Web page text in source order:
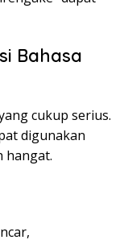
Bahasa
cukup serius.
digunakan
hangat.